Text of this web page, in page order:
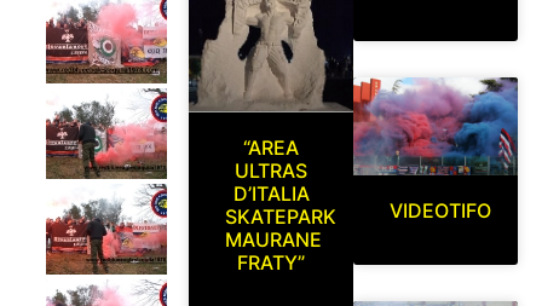
“AREA
ULTRAS
D’ITALIA
SKATEPARK
MAURANE
FRATY”
VIDEOTIFO